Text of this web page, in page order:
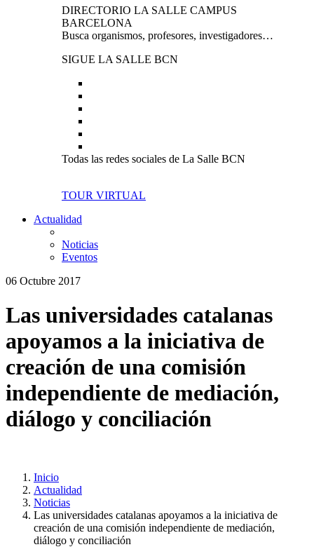
DIRECTORIO LA SALLE CAMPUS
BARCELONA
Busca organismos, profesores, investigadores…
SIGUE LA SALLE BCN
Todas las redes sociales de La Salle BCN
TOUR VIRTUAL
Actualidad
Noticias
Eventos
06 Octubre 2017
Las universidades catalanas
apoyamos a la iniciativa de
creación de una comisión
independiente de mediación,
diálogo y conciliación
Inicio
Actualidad
Noticias
Las universidades catalanas apoyamos a la iniciativa de
creación de una comisión independiente de mediación,
diálogo y conciliación